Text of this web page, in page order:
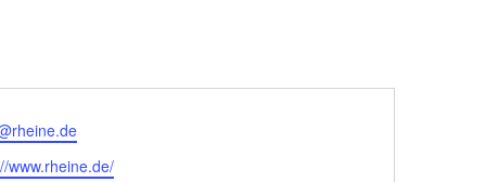
www.rheine.de/